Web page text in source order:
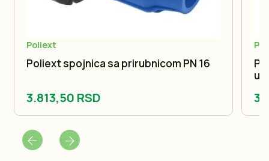
Poliext
Poliext spojnica sa prirubnicom PN 16
3.813,50 RSD